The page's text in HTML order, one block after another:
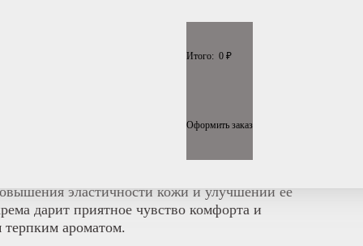
Итого: 0 ₽
Оформить заказ
эластичности кожи и улучшении ее
дарит приятное чувство комфорта и
терпким ароматом.